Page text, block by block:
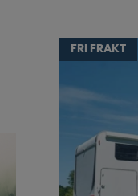
FRI FRAKT